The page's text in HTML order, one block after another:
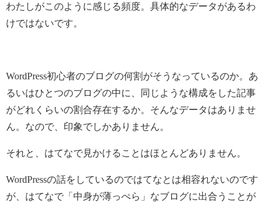
わたしがこのように感じる頻度。具体的なデータがあるわ
けではないです。
WordPress初心者のブログの何割がそうなっているのか。あ
るいはひとつのブログの中に、同じような構成をした記事
がどれくらいの割合存在するか。そんなデータはありませ
ん。なので、印象でしかありません。
それと、はてなで見かけることはほとんどありません。
WordPressの話をしているのではてなとは相容れないのです
が、はてなで「中身が薄っぺら」なブログに出合うことが